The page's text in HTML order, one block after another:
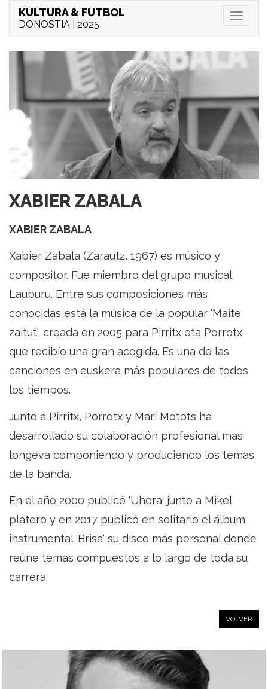
Menu
KULTURA & FUTBOL
DONOSTIA | 2025
XABIER ZABALA
XABIER ZABALA
Xabier Zabala (Zarautz, 1967) es músico y
compositor. Fue miembro del grupo musical
Lauburu. Entre sus composiciones más
conocidas está la música de la popular 'Maite
zaitut', creada en 2005 para Pirritx eta Porrotx
que recibío una gran acogida. Es una de las
canciones en euskera más populares de todos
los tiempos.
Junto a Pirritx, Porrotx y Mari Motots ha
desarrollado su colaboración profesional mas
longeva componiendo y produciendo los temas
de la banda.
En el año 2000 publicó 'Uhera' junto a Mikel
platero y en 2017 publicó en solitario el álbum
instrumental 'Brisa' su disco más personal donde
reúne temas compuestos a lo largo de toda su
carrera.
VOLVER